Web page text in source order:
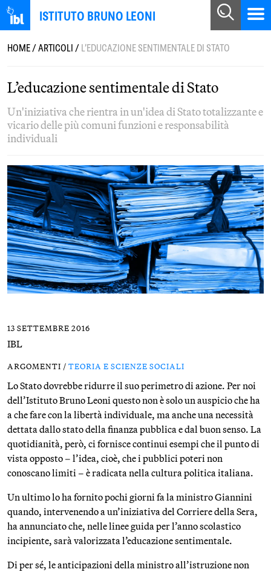
ISTITUTO BRUNO LEONI
HOME/ARTICOLI/L’EDUCAZIONE SENTIMENTALE DI STATO
L’educazione sentimentale di Stato
Un'iniziativa che rientra in un'idea di Stato totalizzante e
vicario delle più comuni funzioni e responsabilità
individuali
13 SETTEMBRE 2016
IBL
ARGOMENTI / TEORIA E SCIENZE SOCIALI
Lo Stato dovrebbe ridurre il suo perimetro di azione. Per noi
dell’Istituto Bruno Leoni questo non è solo un auspicio che ha
a che fare con la libertà individuale, ma anche una necessità
dettata dallo stato della finanza pubblica e dal buon senso. La
quotidianità, però, ci fornisce continui esempi che il punto di
vista opposto – l’idea, cioè, che i pubblici poteri non
conoscano limiti – è radicata nella cultura politica italiana.
Un ultimo lo ha fornito pochi giorni fa la ministro Giannini
quando, intervenendo a un’iniziativa del Corriere della Sera,
ha annunciato che, nelle linee guida per l’anno scolastico
incipiente, sarà valorizzata l’educazione sentimentale.
Di per sé, le anticipazioni della ministro all’istruzione non